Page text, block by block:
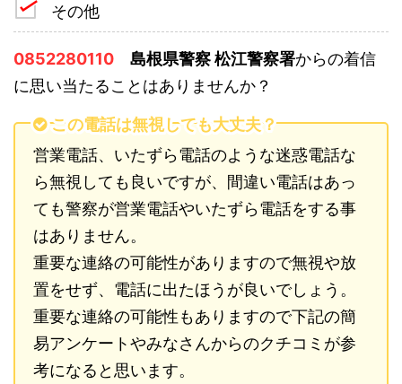
その他
0852280110 島根県警察 松江警察署からの着信
に思い当たることはありませんか？
この電話は無視しても大丈夫？
営業電話、いたずら電話のような迷惑電話な
ら無視しても良いですが、間違い電話はあっ
ても警察が営業電話やいたずら電話をする事
はありません。
重要な連絡の可能性がありますので無視や放
置をせず、電話に出たほうが良いでしょう。
重要な連絡の可能性もありますので下記の簡
易アンケートやみなさんからのクチコミが参
考になると思います。